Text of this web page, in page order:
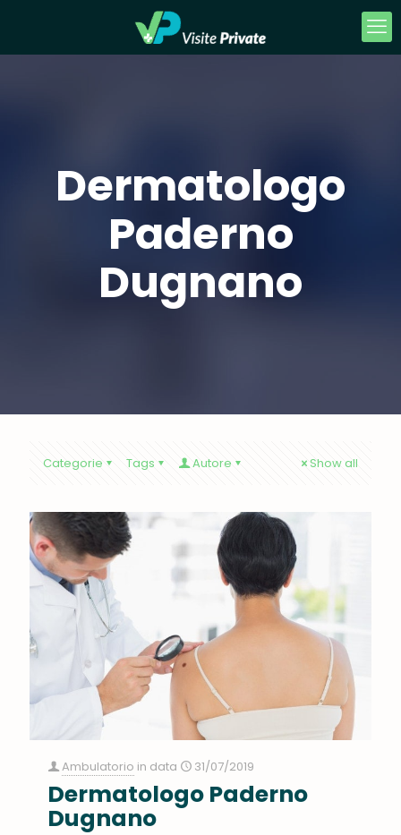
Dermatologo
Paderno
Dugnano
Categorie Tags Autore Show all
Ambulatorio in data 31/07/2019
Dermatologo Paderno
Dugnano